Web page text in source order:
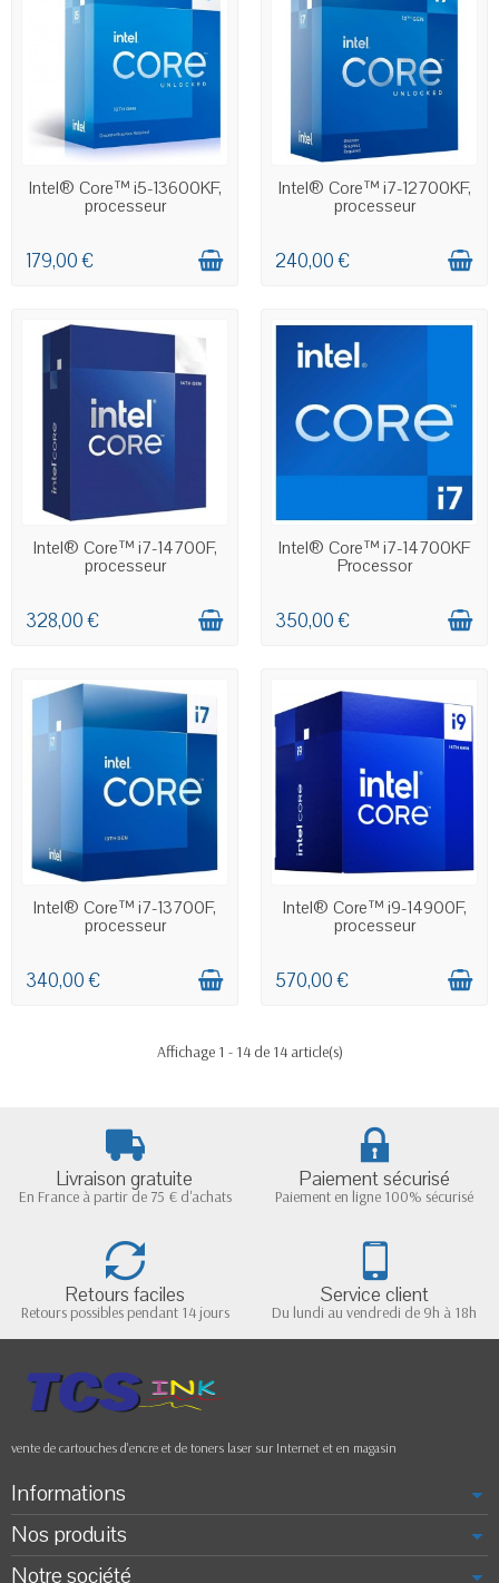
EN STOCK
Intel® Core™ i5-13600KF,
processeur
179,00 €
EN STOCK
Intel® Core™ i7-12700KF,
processeur
240,00 €
EN STOCK
Intel® Core™ i7-14700F,
processeur
328,00 €
EN STOCK
Intel® Core™ i7-14700KF
Processor
350,00 €
EN STOCK
Intel® Core™ i7-13700F,
processeur
340,00 €
EN STOCK
Intel® Core™ i9-14900F,
processeur
570,00 €
Affichage 1 - 14 de 14 article(s)
Livraison gratuite
En France à partir de 75 € d'achats
Paiement sécurisé
Paiement en ligne 100% sécurisé
Retours faciles
Retours possibles pendant 14 jours
Service client
Du lundi au vendredi de 9h à 18h
vente de cartouches d'encre et de toners laser sur Internet et en magasin
Informations
Nos produits
Notre société